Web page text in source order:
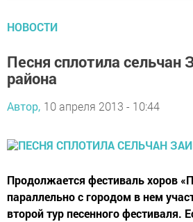
НОВОСТИ
Песня сплотила сельчан
района
Автор, 10 апреля 2013 - 10:44
Продолжается фестиваль хоров
параллельно с городом в нем
второй тур песенного фестиваля.